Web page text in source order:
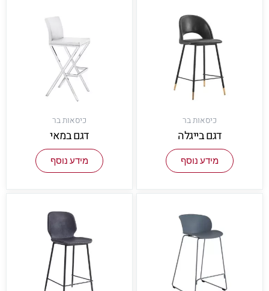
כיסאות בר
דגם בייגלה
מידע נוסף
כיסאות בר
דגם במאי
מידע נוסף